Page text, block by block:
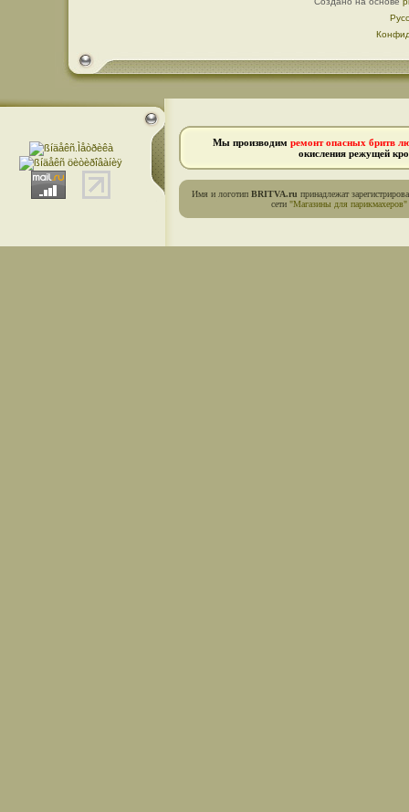
Мы производим ремонт опасных бритв
окисления режущей
Имя и логотип BRITVA.ru принадлежат
сети "Магазины для парикмахеров"